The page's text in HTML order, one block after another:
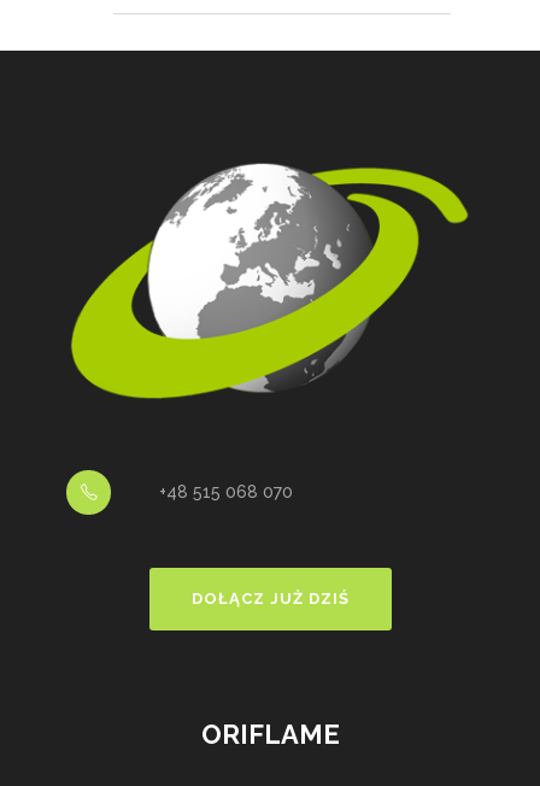
+48 515 068 070
DOŁĄCZ JUŻ DZIŚ
ORIFLAME